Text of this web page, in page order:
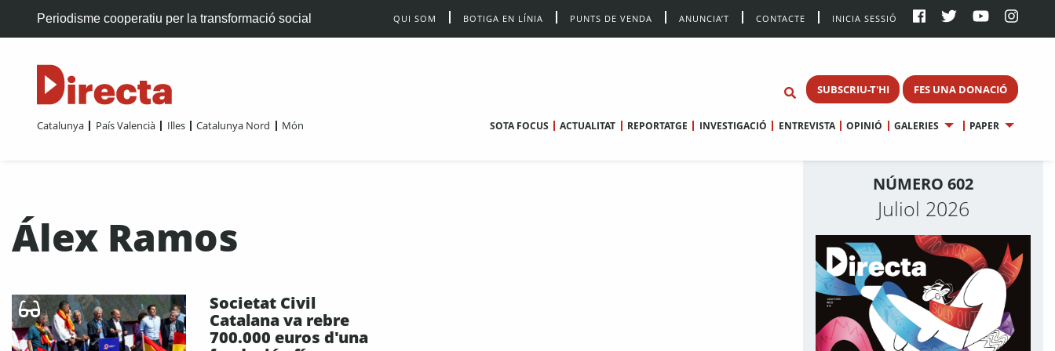
Periodisme cooperatiu per la transformació social QUI SOM BOTIGA EN LÍNIA PUNTS DE VENDA ANUNCIA’T CONTACTE INICIA SESSIÓ
SUBSCRIU-T'HI FES UNA DONACIÓ
Catalunya País Valencià Illes Catalunya Nord Món SOTA FOCUS ACTUALITAT REPORTATGE INVESTIGACIÓ ENTREVISTA OPINIÓ GALERIES PAPER
Álex Ramos
Societat Civil
Catalana va rebre
700.000 euros d'una
NÚMERO 602
Juliol 2026